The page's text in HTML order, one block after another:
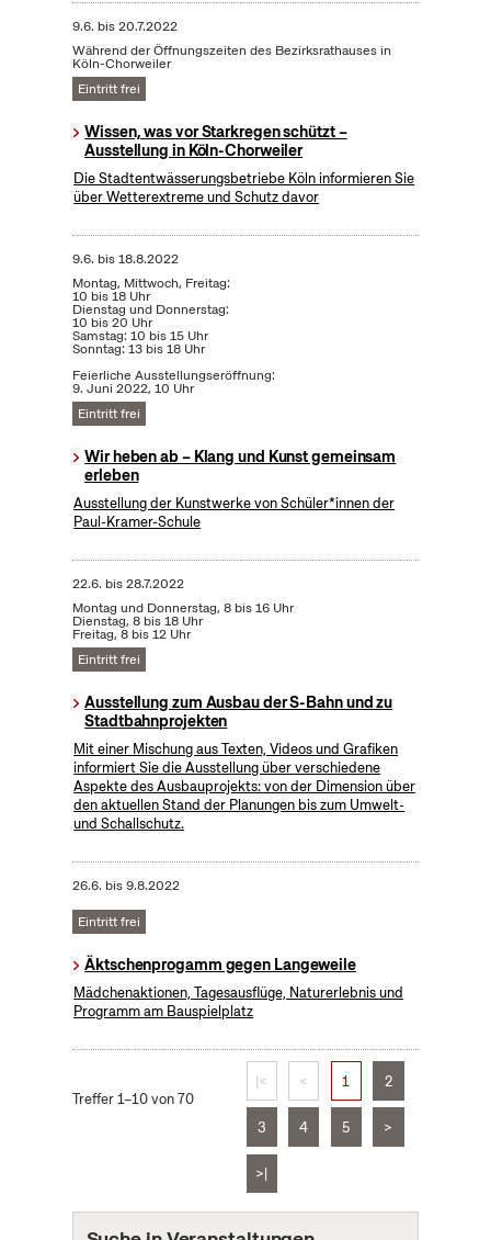
9.6. bis20.7.2022
Während der Öffnungszeiten des Bezirksrathauses in
Köln-Chorweiler
Eintritt frei
Wissen, was vor Starkregen schützt –
Ausstellung in Köln-Chorweiler
Die Stadtentwässerungsbetriebe Köln informieren Sie
über Wetterextreme und Schutz davor
9.6. bis18.8.2022
Montag, Mittwoch, Freitag:
10 bis 18 Uhr
Dienstag und Donnerstag:
10 bis 20 Uhr
Samstag: 10 bis 15 Uhr
Sonntag: 13 bis 18 Uhr
Feierliche Ausstellungseröffnung:
9. Juni 2022, 10 Uhr
Eintritt frei
Wir heben ab – Klang und Kunst gemeinsam
erleben
Ausstellung der Kunstwerke von Schüler*innen der
Paul-Kramer-Schule
22.6. bis28.7.2022
Montag und Donnerstag, 8 bis 16 Uhr
Dienstag, 8 bis 18 Uhr
Freitag, 8 bis 12 Uhr
Eintritt frei
Ausstellung zum Ausbau der S-Bahn und zu
Stadtbahnprojekten
Mit einer Mischung aus Texten, Videos und Grafiken
informiert Sie die Ausstellung über verschiedene
Aspekte des Ausbauprojekts: von der Dimension über
den aktuellen Stand der Planungen bis zum Umwelt-
und Schallschutz.
26.6. bis9.8.2022
Eintritt frei
Äktschenprogamm gegen Langeweile
Mädchenaktionen, Tagesausflüge, Naturerlebnis und
Programm am Bauspielplatz
Treffer 1–10 von 70
|< < 1 2
3 4 5 >
>|